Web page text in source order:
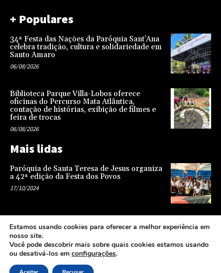
+ Populares
34ª Festa das Nações da Paróquia Sant’Ana
celebra tradição, cultura e solidariedade em
Santo Amaro
06/08/2026
Biblioteca Parque Villa-Lobos oferece
oficinas do Percurso Mata Atlântica,
contação de histórias, exibição de filmes e
feira de trocas
06/08/2026
Mais lidas
Paróquia de Santa Teresa de Jesus organiza
a 42ª edição da Festa dos Povos
17/10/2024
Representatividade na infância: o papel da
escola na formação de uma sociedade mais
justa e equitativa
26/04/2024
Estamos usando cookies para oferecer a melhor experiência em
nosso site.
Você pode descobrir mais sobre quais cookies estamos usando
ou desativá-los em configurações.